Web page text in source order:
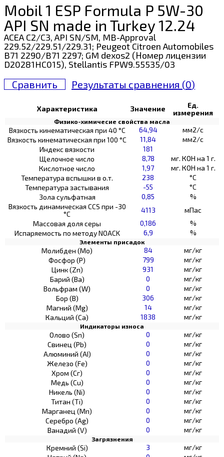
Mobil 1 ESP Formula P 5W-30
API SN made in Turkey 12.24
ACEA C2/C3, API SN/SM, MB-Approval
229.52/229.51/229.31; Peugeot Citroen Automobiles
B71 2290/B71 2297; GM dexos2 (Номер лицензии
D20281HC015), Stellantis FPW9.55535/03
Сравнить Результаты сравнения (0)
Характеристика Значение
Ед.
измерения
Физико-химичесие свойства масла
Вязкость кинематическая при 40 °С 64,94
мм2/с
Вязкость кинематическая при 100 °С
11,84
мм2/с
Индекс вязкости
181
Щелочное число
8,78
мг. КОН на 1 г.
Кислотное число
1,97
мг. КОН на 1 г.
Температура вспышки в о.т.
238
°C
Температура застывания
-55
°C
Зола сульфатная
0,85
%
Вязкость динамическая CCS при -30
°С
4113
мПас
Массовая доля серы
0,186
%
Испаряемость по методу NOACK
6,9 %
Элементы присадок
Молибден (Мо) 84
мг/кг
Фосфор (Р)
799
мг/кг
Цинк (Zn)
931
мг/кг
Барий (Ва)
0
мг/кг
Вольфрам (W)
0
мг/кг
Бор (В)
306
мг/кг
Магний (Mg)
14
мг/кг
Кальций (Са)
1838 мг/кг
Индикаторы износа
Олово (Sn) 0
мг/кг
Свинец (Pb)
0
мг/кг
Алюминий (AI)
0
мг/кг
Железо (Fe)
0
мг/кг
Хром (Сг)
0
мг/кг
Медь (Cu)
0
мг/кг
Никель (Ni)
0
мг/кг
Титан (Ti)
0
мг/кг
Марганец (Mn)
0
мг/кг
Серебро (Ag)
0
мг/кг
Ванадий (V)
0 мг/кг
Загрязнения
Кремний (Si) 3
мг/кг